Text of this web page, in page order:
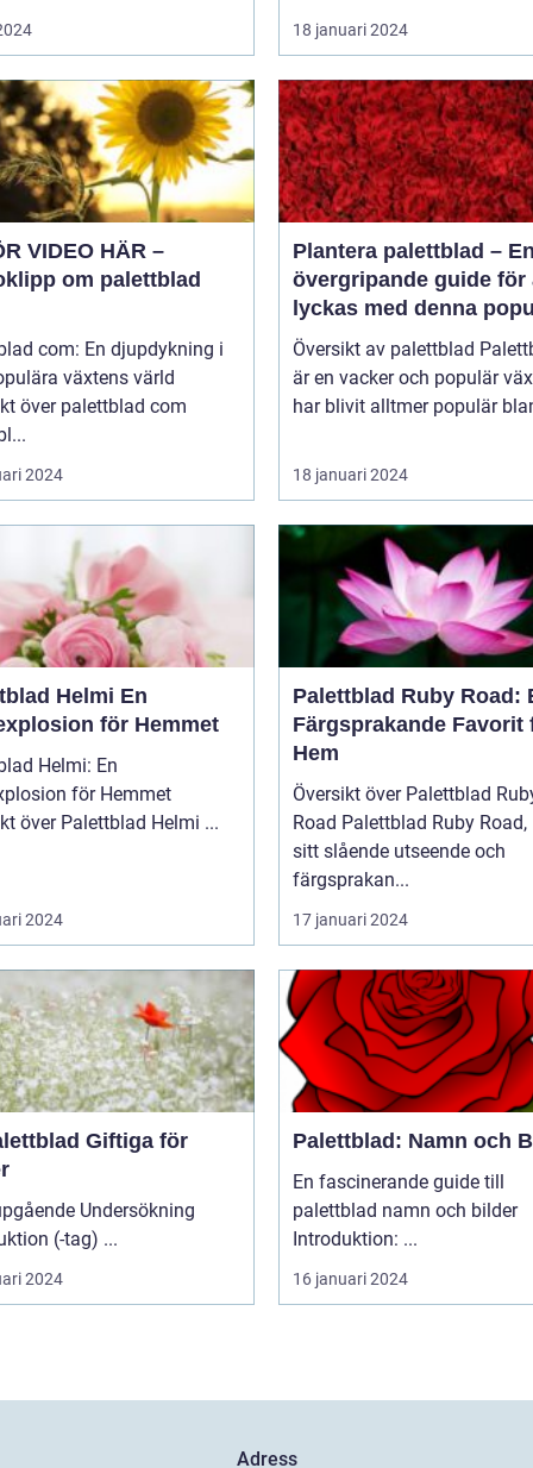
18 januari 2024
VIDEO HÄR –
om palettblad
com: En djupdykning i
växtens värld
över palettblad com
2024
Plantera palettblad –
övergripande guide för
lyckas med denna
växt
Översikt av palettblad Palettblad
är en vacker och populär
har blivit alltmer populär
18 januari 2024
Helmi En
för Hemmet
Helmi: En
för Hemmet
Översikt över Palettblad Helmi ...
2024
Palettblad Ruby Road:
Färgsprakande Favorit
Hem
Översikt över Palettblad
Road Palettblad Ruby Road, med
sitt slående utseende och
färgsprakan...
17 januari 2024
Giftiga för
Undersökning
Introduktion (-tag) ...
2024
Palettblad: Namn och
En fascinerande guide till
palettblad namn och bilder
Introduktion: ...
16 januari 2024
Adress